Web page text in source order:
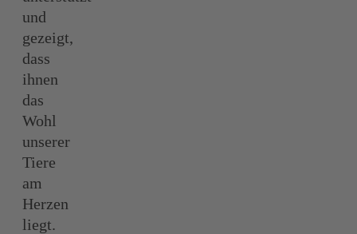
und
gezeigt,
dass
ihnen
das
Wohl
unserer
Tiere
am
Herzen
liegt.